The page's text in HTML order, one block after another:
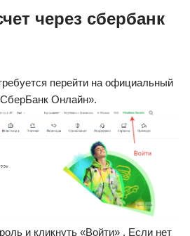
через сбербанк
перейти на официальный
Онлайн».
и кликнуть «Войти» . Если нет